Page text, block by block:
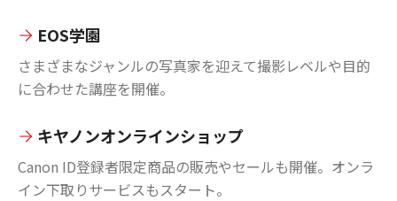
EOS学園
さまざまなジャンルの写真家を迎えて撮影レベルや目的
に合わせた講座を開催。
キヤノンオンラインショップ
Canon ID登録者限定商品の販売やセールも開催。オンラ
イン下取りサービスもスタート。